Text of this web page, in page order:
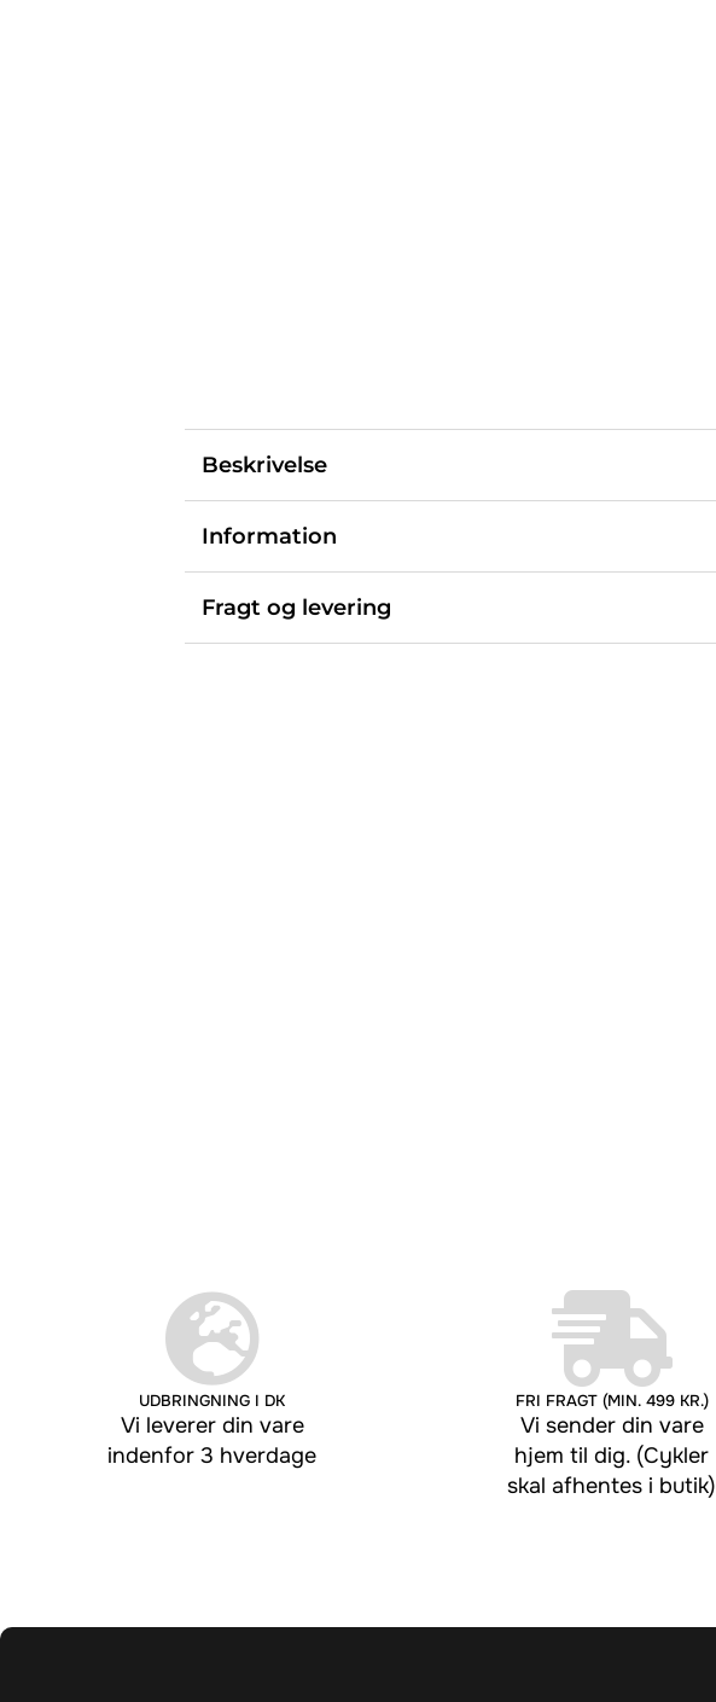
Beskrivelse
Information
Fragt og levering
UDBRINGNING I DK
Vi leverer din vare
indenfor 3 hverdage
FRI FRAGT (MIN. 499 KR.)
Vi sender din vare
hjem til dig. (Cykler
skal afhentes i butik)